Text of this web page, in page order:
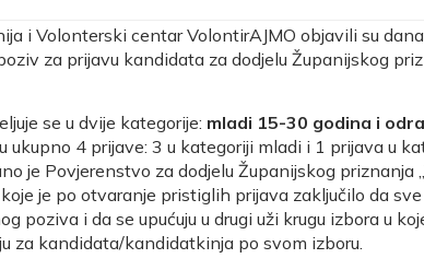
i Volonterski centar VolontirAJMO objavili su
za prijavu kandidata za dodjelu Županijskog
se u dvije kategorije: mladi 15-30 godina i
ukupno 4 prijave: 3 u kategoriji mladi i 1 prijava u
je Povjerenstvo za dodjelu Županijskog priznanja
je po otvaranje pristiglih prijava zaključilo da
poziva i da se upućuju u drugi uži krugu izbora u
za kandidata/kandidatkinja po svom izboru.